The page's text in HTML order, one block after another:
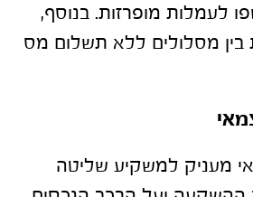
לעמלות מופרזות. בנוסף,
בין מסלולים ללא תשלום מס
מעניק למשקיע שליטה